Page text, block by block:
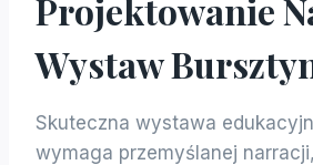
Projektowanie
Wystaw
Skuteczna wystawa
wymaga przemyślanej